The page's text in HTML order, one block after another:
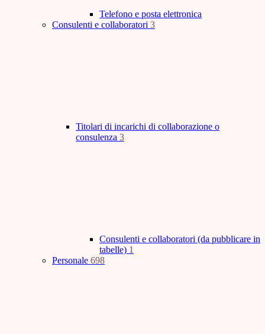
Telefono e posta elettronica
Consulenti e collaboratori 3
Titolari di incarichi di collaborazione o
consulenza 3
Consulenti e collaboratori (da pubblicare in
tabelle) 1
Personale 698